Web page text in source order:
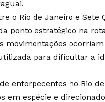
o Rio de Janeiro e Sete
ponto estratégico na
movimentações
para dificultar a
entorpecentes no Rio
em espécie e